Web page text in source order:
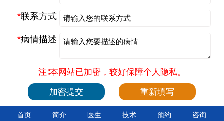
*联系方式
*病情描述
注∶本网站已加密，较好保障个人隐私。
首页 简介 医生 技术 预约 咨询